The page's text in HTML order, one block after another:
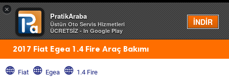
×
PratikAraba
Üstün Oto Servis Hizmetleri
ÜCRETSİZ - In Google Play
İNDİR
Menü
2017 Fiat Egea 1.4 Fire Araç Bakımı
Fiat Egea 1.4 Fire